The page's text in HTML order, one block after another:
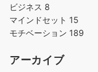
ビジネス 8
マインドセット 15
モチベーション 189
アーカイブ